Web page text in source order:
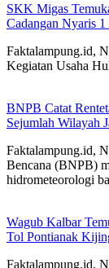
SKK Migas
Cadangan Nyaris 1
Faktalampung.id,
Kegiatan Usaha
BNPB Catat
Sejumlah Wilayah
Faktalampung.id,
Bencana (BNPB)
hidrometeorologi
Wagub Kalbar
Tol Pontianak
Faktalampung.id,